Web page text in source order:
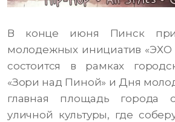
В конце июня Пинск
молодежных инициатив
состоится в рамках
«Зори над Пиной» и Дня
главная площадь города
уличной культуры, где